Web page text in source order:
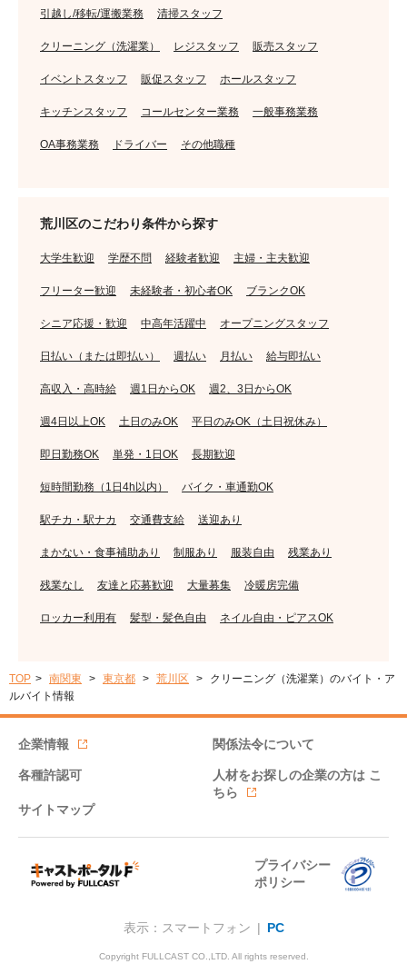
引越し/移転/運搬業務 清掃スタッフ
クリーニング（洗濯業） レジスタッフ 販売スタッフ
イベントスタッフ 販促スタッフ ホールスタッフ
キッチンスタッフ コールセンター業務 一般事務業務
OA事務業務 ドライバー その他職種
荒川区のこだわり条件から探す
大学生歓迎 学歴不問 経験者歓迎 主婦・主夫歓迎
フリーター歓迎 未経験者・初心者OK ブランクOK
シニア応援・歓迎 中高年活躍中 オープニングスタッフ
日払い（または即払い） 週払い 月払い 給与即払い
高収入・高時給 週1日からOK 週2、3日からOK
週4日以上OK 土日のみOK 平日のみOK（土日祝休み）
即日勤務OK 単発・1日OK 長期歓迎
短時間勤務（1日4h以内） バイク・車通勤OK
駅チカ・駅ナカ 交通費支給 送迎あり
まかない・食事補助あり 制服あり 服装自由 残業あり
残業なし 友達と応募歓迎 大量募集 冷暖房完備
ロッカー利用有 髪型・髪色自由 ネイル自由・ピアスOK
TOP 南関東 東京都 荒川区
クリーニング（洗濯業）のバイト・ア
ルバイト情報
企業情報 関係法令について
各種許認可 人材をお探しの企業の方は こ
ちら
サイトマップ
プライバシー
ポリシー
表示：スマートフォン | PC
Copyright FULLCAST CO.,LTD. All rights reserved.